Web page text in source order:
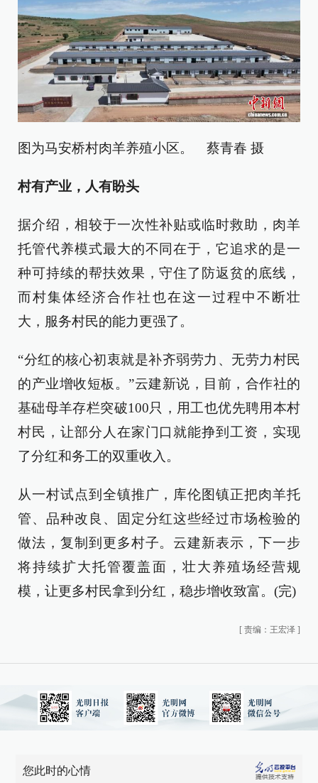
图为马安桥村肉羊养殖小区。 蔡青春 摄
村有产业，人有盼头
据介绍，相较于一次性补贴或临时救助，肉羊
托管代养模式最大的不同在于，它追求的是一
种可持续的帮扶效果，守住了防返贫的底线，
而村集体经济合作社也在这一过程中不断壮
大，服务村民的能力更强了。
“分红的核心初衷就是补齐弱劳力、无劳力村民
的产业增收短板。”云建新说，目前，合作社的
基础母羊存栏突破100只，用工也优先聘用本村
村民，让部分人在家门口就能挣到工资，实现
了分红和务工的双重收入。
从一村试点到全镇推广，库伦图镇正把肉羊托
管、品种改良、固定分红这些经过市场检验的
做法，复制到更多村子。云建新表示，下一步
将持续扩大托管覆盖面，壮大养殖场经营规
模，让更多村民拿到分红，稳步增收致富。(完)
[ 责编：王宏泽 ]
您此时的心情